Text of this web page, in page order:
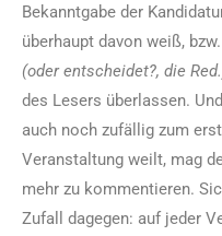
Bekanntgabe der
überhaupt davon weiß,
(oder entscheidet?, die
des Lesers überlassen.
auch noch zufällig zum
Veranstaltung weilt, mag
mehr zu kommentieren.
Zufall dagegen: auf jeder